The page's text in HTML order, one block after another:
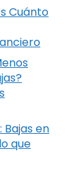
Cuánto
Bajas en
que